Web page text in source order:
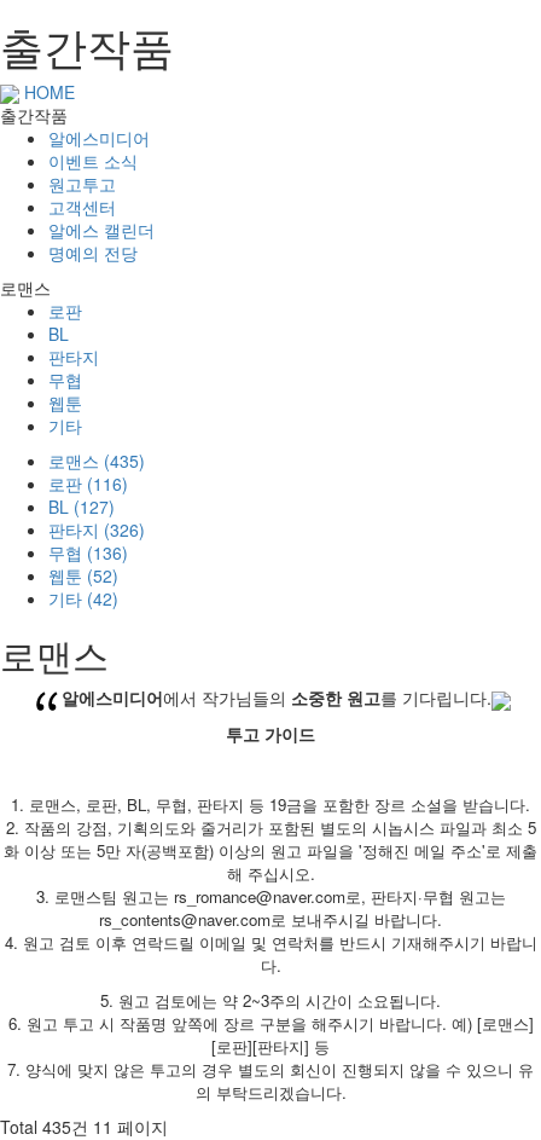
출간작품
HOME
출간작품
알에스미디어
이벤트 소식
원고투고
고객센터
알에스 캘린더
명예의 전당
로맨스
로판
BL
판타지
무협
웹툰
기타
로맨스 (435)
로판 (116)
BL (127)
판타지 (326)
무협 (136)
웹툰 (52)
기타 (42)
로맨스
알에스미디어에서 작가님들의 소중한 원고를 기다립니다.
투고 가이드
1. 로맨스, 로판, BL, 무협, 판타지 등 19금을 포함한 장르 소설을 받습니다.
2. 작품의 강점, 기획의도와 줄거리가 포함된 별도의 시놉시스 파일과 최소 5
화 이상 또는 5만 자(공백포함) 이상의 원고 파일을 '정해진 메일 주소'로 제출
해 주십시오.
3. 로맨스팀 원고는 rs_romance@naver.com로, 판타지·무협 원고는
rs_contents@naver.com로 보내주시길 바랍니다.
4. 원고 검토 이후 연락드릴 이메일 및 연락처를 반드시 기재해주시기 바랍니
다.
5. 원고 검토에는 약 2~3주의 시간이 소요됩니다.
6. 원고 투고 시 작품명 앞쪽에 장르 구분을 해주시기 바랍니다. 예) [로맨스]
[로판][판타지] 등
7. 양식에 맞지 않은 투고의 경우 별도의 회신이 진행되지 않을 수 있으니 유
의 부탁드리겠습니다.
Total 435건 11 페이지